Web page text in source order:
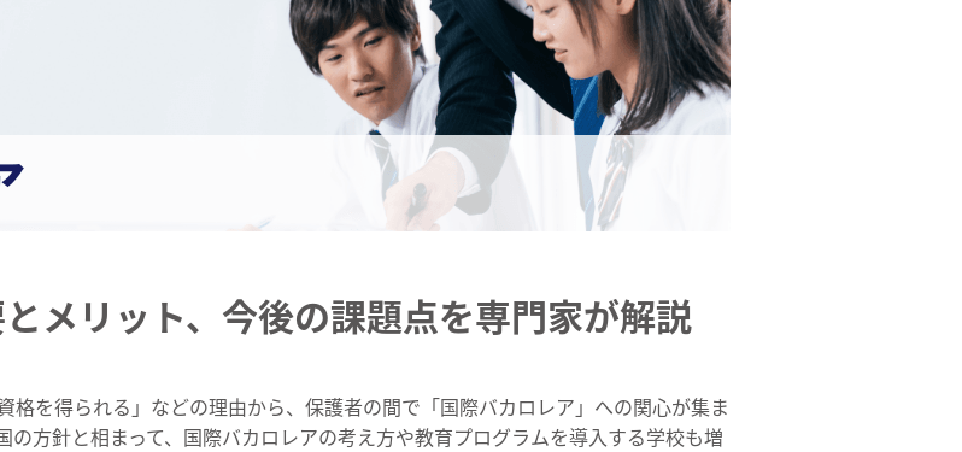
メリット、今後の課題点を専門家が解説
格を得られる」などの理由から、保護者の間で「国際バカロレア」への関心が集ま
方針と相まって、国際バカロレアの考え方や教育プログラムを導入する学校も増